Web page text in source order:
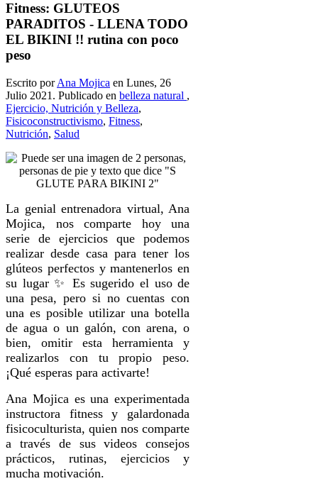
Fitness: GLUTEOS
PARADITOS - LLENA TODO
EL BIKINI !! rutina con poco
peso
Escrito porAna Mojica en Lunes, 26
Julio 2021. Publicado en belleza natural ,
Ejercicio, Nutrición y Belleza,
Fisicoconstructivismo, Fitness,
Nutrición, Salud
La genial entrenadora virtual, Ana
Mojica, nos comparte hoy una
serie de ejercicios que podemos
realizar desde casa para tener los
glúteos perfectos y mantenerlos en
su lugar ✨ Es sugerido el uso de
una pesa, pero si no cuentas con
una es posible utilizar una botella
de agua o un galón, con arena, o
bien, omitir esta herramienta y
realizarlos con tu propio peso.
¡Qué esperas para activarte!
Ana Mojica es una experimentada
instructora fitness y galardonada
fisicoculturista, quien nos comparte
a través de sus videos consejos
prácticos, rutinas, ejercicios y
mucha motivación.